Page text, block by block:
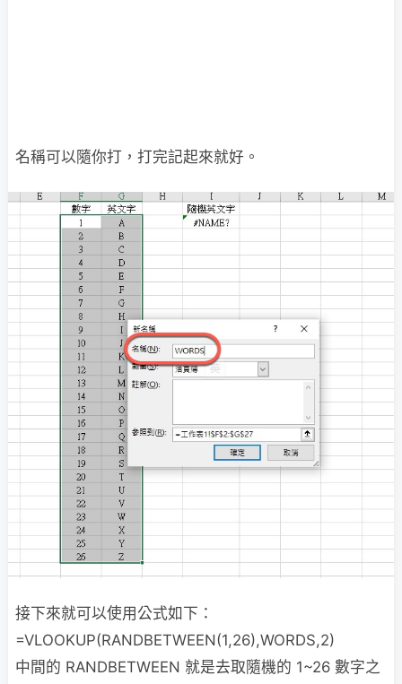
名稱可以隨你打，打完記起來就好。
接下來就可以使用公式如下：
=VLOOKUP(RANDBETWEEN(1,26),WORDS,2)
中間的 RANDBETWEEN 就是去取隨機的 1~26 數字之